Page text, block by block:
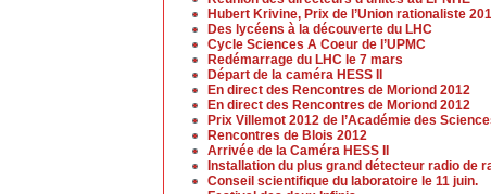
Hubert Krivine, Prix de l’Union rationaliste
Des lycéens à la découverte du LHC
Cycle Sciences A Coeur de l’UPMC
Redémarrage du LHC le 7 mars
Départ de la caméra HESS II
En direct des Rencontres de Moriond 2012
En direct des Rencontres de Moriond 2012
Prix Villemot 2012 de l’Académie des
Rencontres de Blois 2012
Arrivée de la Caméra HESS II
Installation du plus grand détecteur radio de
Conseil scientifique du laboratoire le 11 juin.